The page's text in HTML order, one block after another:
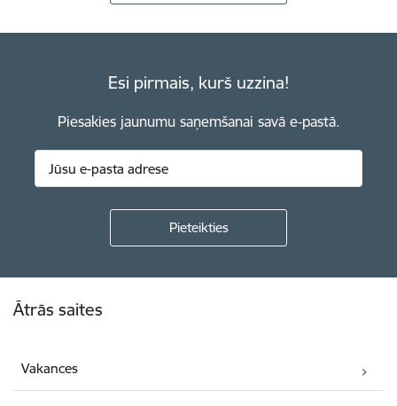
Esi pirmais, kurš uzzina!
Piesakies jaunumu saņemšanai savā e-pastā.
Ātrās saites
Vakances